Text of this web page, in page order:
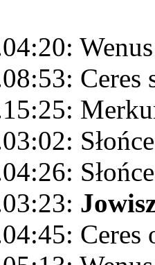
Ceres
Ceres